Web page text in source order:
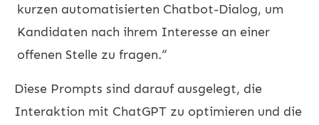
kurzen automatisierten Chatbot-Dialog, um
Kandidaten nach ihrem Interesse an einer
offenen Stelle zu fragen.“
Diese Prompts sind darauf ausgelegt, die
Interaktion mit ChatGPT zu optimieren und die